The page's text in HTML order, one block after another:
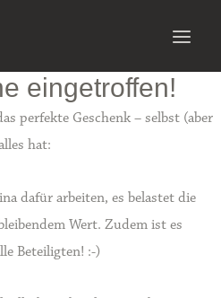
eingetroffen!
perfekte Geschenk – selbst (aber
hat:
dafür arbeiten, es belastet die
Wert. Zudem ist es
Beteiligten! :-)